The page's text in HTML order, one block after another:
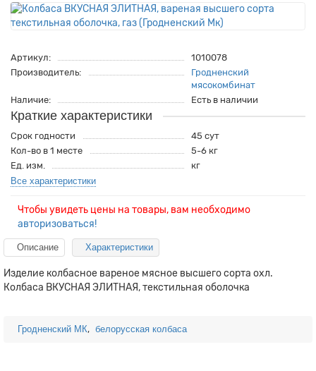
Артикул:
1010078
Производитель:
Гродненский
мясокомбинат
Наличие:
Есть в наличии
Краткие характеристики
Срок годности
45 сут
Кол-во в 1 месте
5-6 кг
Ед. изм.
кг
Все характеристики
Чтобы увидеть цены на товары, вам необходимо
авторизоваться!
Описание Характеристики
Изделие колбасное вареное мясное высшего сорта охл.
Колбаса ВКУСНАЯ ЭЛИТНАЯ, текстильная оболочка
Гродненский МК, белорусская колбаса